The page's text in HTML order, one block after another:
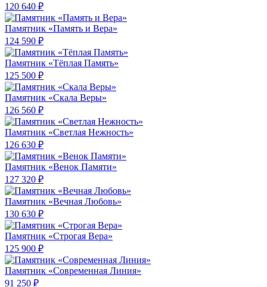
120 640 ₽
Памятник «Память и Вера»
124 590 ₽
Памятник «Тёплая Память»
125 500 ₽
Памятник «Скала Веры»
126 560 ₽
Памятник «Светлая Нежность»
126 630 ₽
Памятник «Венок Памяти»
127 320 ₽
Памятник «Вечная Любовь»
130 630 ₽
Памятник «Строгая Вера»
125 900 ₽
Памятник «Современная Линия»
91 250 ₽